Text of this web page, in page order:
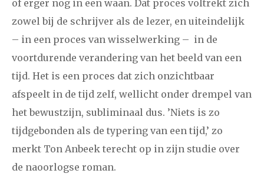
of erger nog in een waan. Dat proces voltrekt zich
zowel bij de schrijver als de lezer, en uiteindelijk
– in een proces van wisselwerking – in de
voortdurende verandering van het beeld van een
tijd. Het is een proces dat zich onzichtbaar
afspeelt in de tijd zelf, wellicht onder drempel van
het bewustzijn, subliminaal dus. ’Niets is zo
tijdgebonden als de typering van een tijd,’ zo
merkt Ton Anbeek terecht op in zijn studie over
de naoorlogse roman.